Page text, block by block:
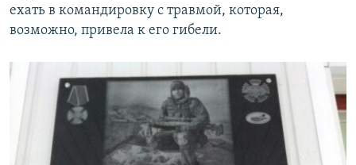
ехать в командировку с травмой, которая,
возможно, привела к его гибели.